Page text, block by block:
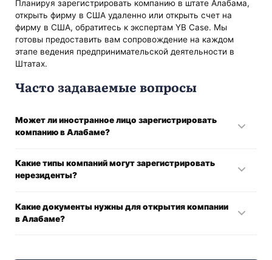
Планируя зарегистрировать компанию в штате Алабама,
открыть фирму в США удаленно или открыть счет на
фирму в США, обратитесь к экспертам YB Case. Мы
готовы предоставить вам сопровождение на каждом
этапе ведения предпринимательской деятельности в
Штатах.
Часто задаваемые вопросы
Может ли иностранное лицо зарегистрировать
компанию в Алабаме?
этом штате США.
Какие типы компаний могут зарегистрировать
нерезиденты?
считаются LLC и C-corporation. Вы также можете
учредить PLC, LLP и представительство
Какие документы нужны дляоткрытия компании
в Алабаме?